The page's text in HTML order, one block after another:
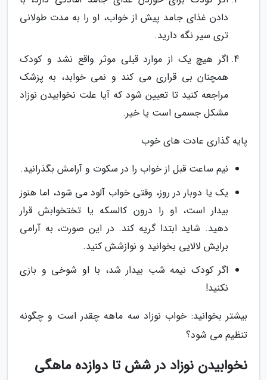
دادن غذای جامد پیش از خواب، او را به مدت طولانی
تری سیر نگه دارید.
اگر هیچ یک از موارد قبلی موثر واقع نشد و کودک
همچنان بی قراری می کند و نمی خوابد، به پزشک
مراجعه کنید تا تعیین شود که آیا علت نخوابیدن نوزاد
مشکل جسمی است یا خیر.
پایه گذاری عادت های خوب
نیم ساعت قبل از خواب را در سکوت و آرامش بگذرانید.
یک یا دوبار در روز، وقتی خواب آلود می شود، اما هنوز
بیدار است، او را درون کالسکه یا تختخوابش قرار
دهید. شاید ابتدا گریه کند. در این صورت، به آرامی
برایش لالایی بخوانید و نوازشش کنید.
اگر کودک نیمه شب بیدار شد، با او شوخی و بازی
نکنید!
بیشتر بخوانید: خواب نوزاد سه ماهه چقدر است و چگونه
تنظیم می شود؟
نخوابیدن نوزاد در شش تا دوازده ماهگی